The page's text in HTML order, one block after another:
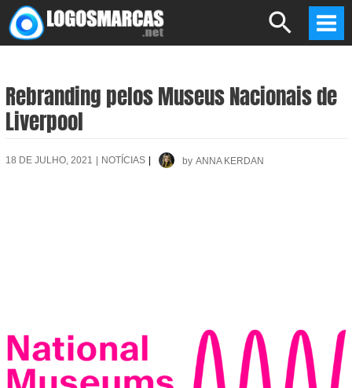
Skip
to
Search
Rebranding pelos Museus Nacionais de
Liverpool
18 DE JULHO, 2021 NOTÍCIAS by ANNA KERDAN